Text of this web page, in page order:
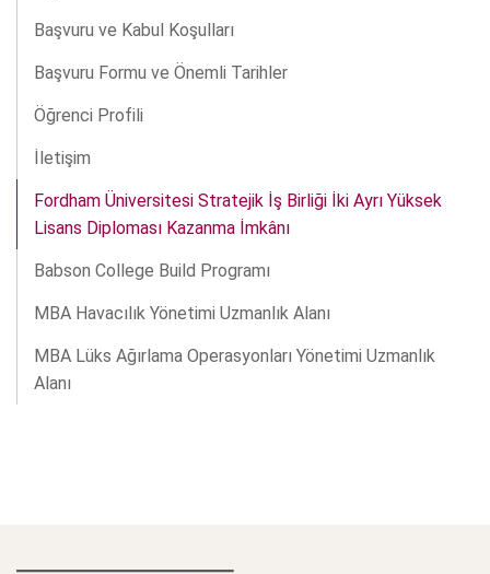
Başvuru ve Kabul Koşulları
Başvuru Formu ve Önemli Tarihler
Öğrenci Profili
İletişim
Fordham Üniversitesi Stratejik İş Birliği İki Ayrı Yüksek
Lisans Diploması Kazanma İmkânı
Babson College Build Programı
MBA Havacılık Yönetimi Uzmanlık Alanı
MBA Lüks Ağırlama Operasyonları Yönetimi Uzmanlık
Alanı